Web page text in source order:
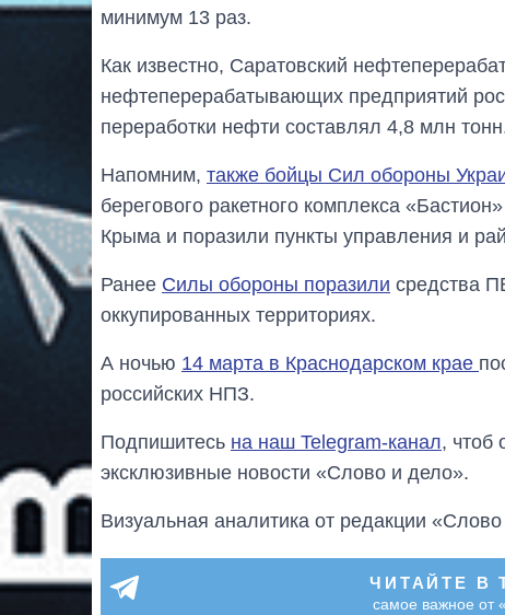
минимум 13 раз.
Как известно, Саратовский
нефтеперерабатывающих предприятий
переработки нефти составлял 4,8 млн
Напомним, также бойцы Сил обороны
берегового ракетного комплекса
Крыма и поразили пункты управления и
Ранее Силы обороны поразили средства
оккупированных территориях.
А ночью 14 марта в Краснодарском крае
российских НПЗ.
Подпишитесь на наш Telegram-канал, чтоб
эксклюзивные новости «Слово и дело».
Визуальная аналитика от редакции
ЧИТАЙТЕ В
самое важное от